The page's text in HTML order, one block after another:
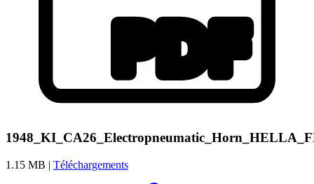
1.15 MB | Téléchargements